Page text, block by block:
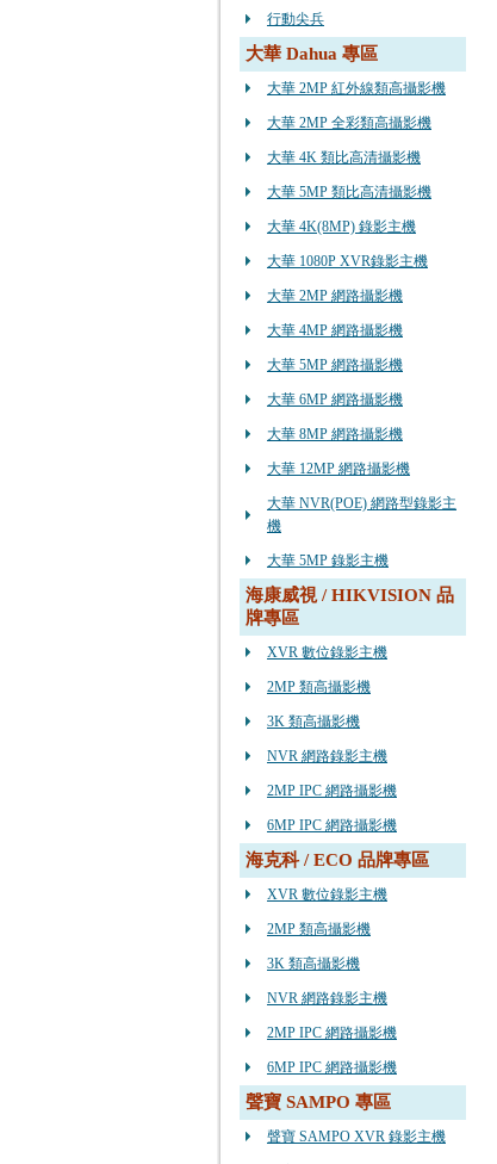
行動尖兵
大華 Dahua 專區
大華 2MP 紅外線類高攝影機
大華 2MP 全彩類高攝影機
大華 4K 類比高清攝影機
大華 5MP 類比高清攝影機
大華 4K(8MP) 錄影主機
大華 1080P XVR錄影主機
大華 2MP 網路攝影機
大華 4MP 網路攝影機
大華 5MP 網路攝影機
大華 6MP 網路攝影機
大華 8MP 網路攝影機
大華 12MP 網路攝影機
大華 NVR(POE) 網路型錄影主
機
大華 5MP 錄影主機
海康威視 / HIKVISION 品
牌專區
XVR 數位錄影主機
2MP 類高攝影機
3K 類高攝影機
NVR 網路錄影主機
2MP IPC 網路攝影機
6MP IPC 網路攝影機
海克科 / ECO 品牌專區
XVR 數位錄影主機
2MP 類高攝影機
3K 類高攝影機
NVR 網路錄影主機
2MP IPC 網路攝影機
6MP IPC 網路攝影機
聲寶 SAMPO 專區
聲寶 SAMPO XVR 錄影主機